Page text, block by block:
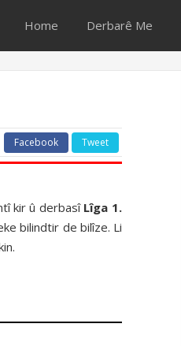
Home Derbarê Me
Facebook Tweet
kir û derbasî Lîga 1.
bilindtir de bilîze. Li